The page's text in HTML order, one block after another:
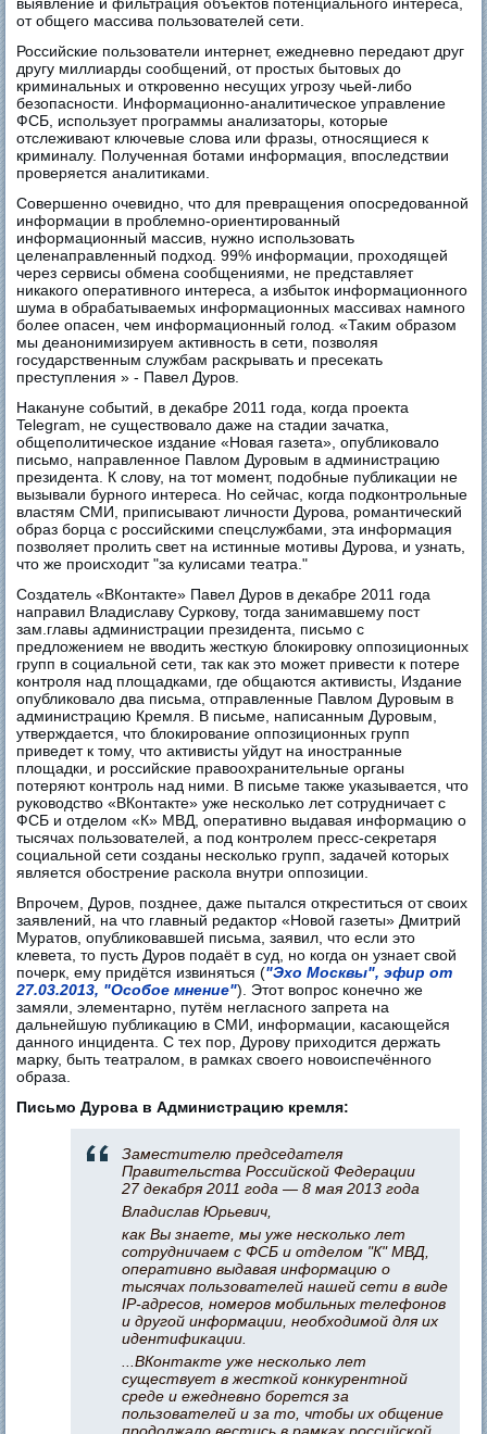
выявление и фильтрация объектов потенциального интереса,
от общего массива пользователей сети.
Российские пользователи интернет, ежедневно передают друг
другу миллиарды сообщений, от простых бытовых до
криминальных и откровенно несущих угрозу чьей-либо
безопасности. Информационно-аналитическое управление
ФСБ, использует программы анализаторы, которые
отслеживают ключевые слова или фразы, относящиеся к
криминалу. Полученная ботами информация, впоследствии
проверяется аналитиками.
Совершенно очевидно, что для превращения опосредованной
информации в проблемно-ориентированный
информационный массив, нужно использовать
целенаправленный подход. 99% информации, проходящей
через сервисы обмена сообщениями, не представляет
никакого оперативного интереса, а избыток информационного
шума в обрабатываемых информационных массивах намного
более опасен, чем информационный голод. «Таким образом
мы деанонимизируем активность в сети, позволяя
государственным службам раскрывать и пресекать
преступления » - Павел Дуров.
Накануне событий, в декабре 2011 года, когда проекта
Telegram, не существовало даже на стадии зачатка,
общеполитическое издание «Новая газета», опубликовало
письмо, направленное Павлом Дуровым в администрацию
президента. К слову, на тот момент, подобные публикации не
вызывали бурного интереса. Но сейчас, когда подконтрольные
властям СМИ, приписывают личности Дурова, романтический
образ борца с российскими спецслужбами, эта информация
позволяет пролить свет на истинные мотивы Дурова, и узнать,
что же происходит "за кулисами театра."
Создатель «ВКонтакте» Павел Дуров в декабре 2011 года
направил Владиславу Суркову, тогда занимавшему пост
зам.главы администрации президента, письмо с
предложением не вводить жесткую блокировку оппозиционных
групп в социальной сети, так как это может привести к потере
контроля над площадками, где общаются активисты, Издание
опубликовало два письма, отправленные Павлом Дуровым в
администрацию Кремля. В письме, написанным Дуровым,
утверждается, что блокирование оппозиционных групп
приведет к тому, что активисты уйдут на иностранные
площадки, и российские правоохранительные органы
потеряют контроль над ними. В письме также указывается, что
руководство «ВКонтакте» уже несколько лет сотрудничает с
ФСБ и отделом «К» МВД, оперативно выдавая информацию о
тысячах пользователей, а под контролем пресс-секретаря
социальной сети созданы несколько групп, задачей которых
является обострение раскола внутри оппозиции.
Впрочем, Дуров, позднее, даже пытался откреститься от своих
заявлений, на что главный редактор «Новой газеты» Дмитрий
Муратов, опубликовавшей письма, заявил, что если это
клевета, то пусть Дуров подаёт в суд, но когда он узнает свой
почерк, ему придётся извиняться ("Эхо Москвы", эфир от
27.03.2013, "Особое мнение"). Этот вопрос конечно же
замяли, элементарно, путём негласного запрета на
дальнейшую публикацию в СМИ, информации, касающейся
данного инцидента. С тех пор, Дурову приходится держать
марку, быть театралом, в рамках своего новоиспечённого
образа.
Письмо Дурова в Администрацию кремля:
Заместителю председателя
Правительства Российской Федерации
27 декабря 2011 года — 8 мая 2013 года
Владислав Юрьевич,
как Вы знаете, мы уже несколько лет
сотрудничаем с ФСБ и отделом "К" МВД,
оперативно выдавая информацию о
тысячах пользователей нашей сети в виде
ІР-адресов, номеров мобильных телефонов
и другой информации, необходимой для их
идентификации.
...ВКонтакте уже несколько лет
существует в жесткой конкурентной
среде и ежедневно борется за
пользователей и за то, чтобы их общение